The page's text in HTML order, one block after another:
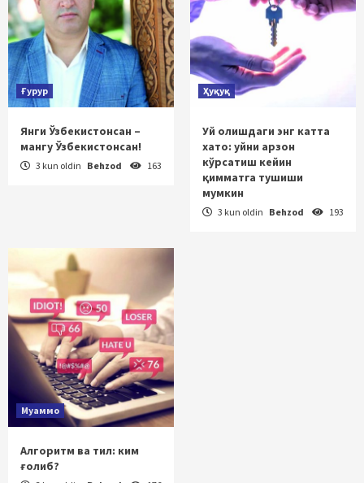
Ғурур
Янги Ўзбекистонсан –
мангу Ўзбекистонсан!
3 kun oldin Behzod 163
Ҳуқуқ
Уй олишдаги энг катта
хато: уйни арзон
кўрсатиш кейин
қимматга тушиши
мумкин
3 kun oldin Behzod 193
Муаммо
Алгоритм ва тил: ким
ғолиб?